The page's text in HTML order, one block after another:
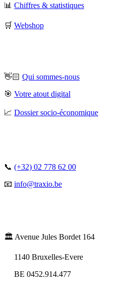
📊 Chiffres & statistiques
🛒 Webshop
👋🏻 Qui sommes-nous
🎯 Votre atout digital
📈 Dossier socio-économique
📞 (+32) 02 778 62 00
📧 info@traxio.be
🏛️ Avenue Jules Bordet 164
1140 Bruxelles-Evere
BE 0452.914.477